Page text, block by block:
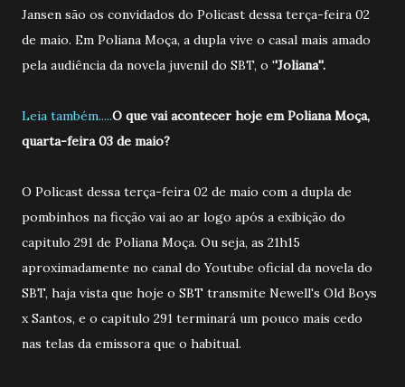
Jansen são os convidados do Policast dessa terça-feira 02
de maio. Em Poliana Moça, a dupla vive o casal mais amado
pela audiência da novela juvenil do SBT, o ''Joliana''.
Leia também.....O que vai acontecer hoje em Poliana Moça,
quarta-feira 03 de maio?
O Policast dessa terça-feira 02 de maio com a dupla de
pombinhos na ficção vai ao ar logo após a exibição do
capitulo 291 de Poliana Moça. Ou seja, as 21h15
aproximadamente no canal do Youtube oficial da novela do
SBT, haja vista que hoje o SBT transmite Newell's Old Boys
x Santos, e o capitulo 291 terminará um pouco mais cedo
nas telas da emissora que o habitual.